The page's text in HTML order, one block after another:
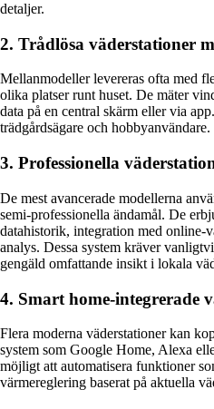
detaljer.
2. Trådlösa väderstationer
Mellanmodeller levereras ofta med
olika platser runt huset. De mäter
data på en central skärm eller via
trädgårdsägare och hobbyanvändare.
3. Professionella
De mest avancerade modellerna
semi-professionella ändamål. De
datahistorik, integration med online-
analys. Dessa system kräver
gengäld omfattande insikt i lokala
4. Smart home-integrerade
Flera moderna väderstationer kan
system som Google Home, Alexa
möjligt att automatisera funktioner
värmereglering baserat på aktuella